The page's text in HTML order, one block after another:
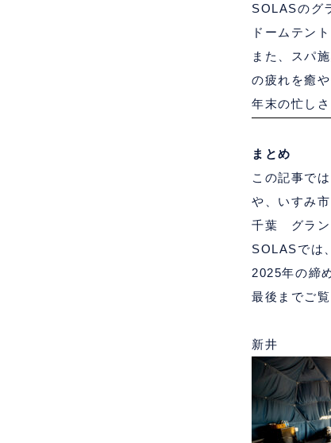
SOLASのグ
ドームテン
また、スパ
の疲れを癒
年末の忙し
まとめ
この記事で
や、いすみ
千葉 グラン
SOLASでは
2025年の締
最後までご
新井